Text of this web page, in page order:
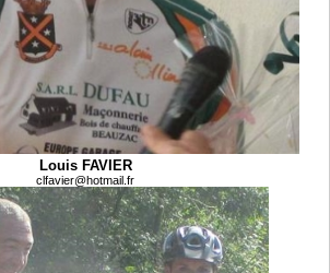
Louis FAVIER
clfavier@hotmail.fr